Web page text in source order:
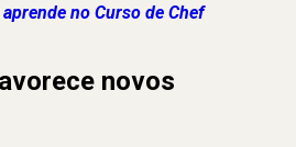
no Curso de Chef
novos